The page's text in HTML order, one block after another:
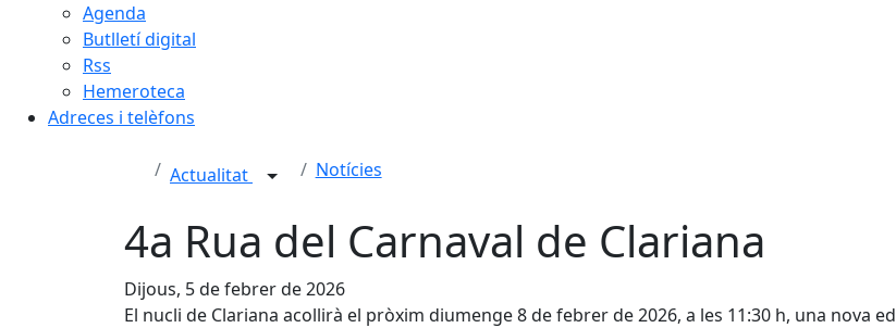
Agenda
Butlletí digital
Rss
Hemeroteca
Adreces i telèfons
Actualitat Notícies
4a Rua del Carnaval de Clariana
Dijous, 5 de febrer de 2026
El nucli de Clariana acollirà el pròxim diumenge 8 de febrer de 2026, a les 11:30 h, una nova